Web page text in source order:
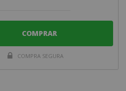
COMPRAR
COMPRA SEGURA